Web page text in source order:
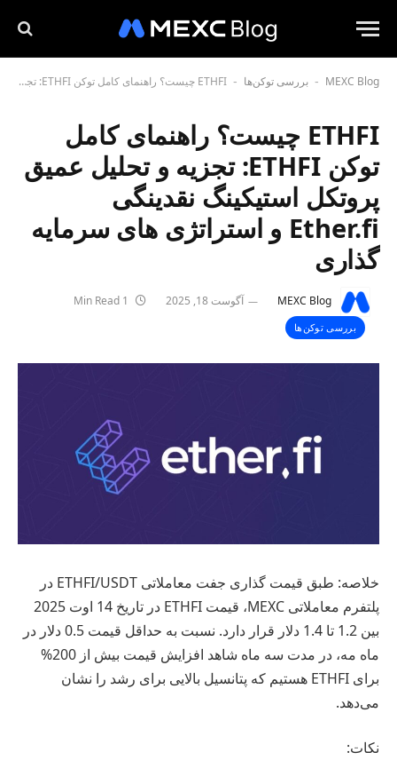
MEXC Blog
- بررسی توکن‌ها - ETHFI چیست؟ راهنمای کامل توکن ETHFI: تجزیه و تحلیل عمیق پروتکل استیکینگ نقدینگی Ether.fi و استراتژی های سرمایه گذاری
ETHFI چیست؟ راهنمای کامل
توکن ETHFI: تجزیه و تحلیل عمیق
پروتکل استیکینگ نقدینگی
Ether.fi و استراتژی های سرمایه
گذاری
MEXC Blog آگوست 18, 2025
بررسی توکن‌ها
خلاصه: طبق قیمت گذاری جفت معاملاتی ETHFI/USDT در
پلتفرم معاملاتی MEXC، قیمت ETHFI در تاریخ 14 اوت 2025
بین 1.2 تا 1.4 دلار قرار دارد. نسبت به حداقل قیمت 0.5 دلار در
ماه مه، در مدت سه ماه شاهد افزایش قیمت بیش از 200%
برای ETHFI هستیم که پتانسیل بالایی برای رشد را نشان
می‌دهد.
نکات: